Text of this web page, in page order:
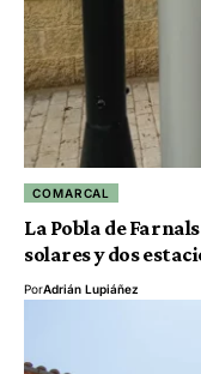
COMARCAL
La Pobla de
solares y dos
PorAdrián Lupiáñez